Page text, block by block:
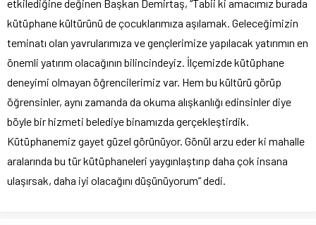
etkilediğine değinen Başkan Demirtaş, “Tabii ki amacımız burada
kütüphane kültürünü de çocuklarımıza aşılamak. Geleceğimizin
teminatı olan yavrularımıza ve gençlerimize yapılacak yatırımın en
önemli yatırım olacağının bilincindeyiz. İlçemizde kütüphane
deneyimi olmayan öğrencilerimiz var. Hem bu kültürü görüp
öğrensinler, aynı zamanda da okuma alışkanlığı edinsinler diye
böyle bir hizmeti belediye binamızda gerçekleştirdik.
Kütüphanemiz gayet güzel görünüyor. Gönül arzu eder ki mahalle
aralarında bu tür kütüphaneleri yaygınlaştırıp daha çok insana
ulaşırsak, daha iyi olacağını düşünüyorum” dedi.